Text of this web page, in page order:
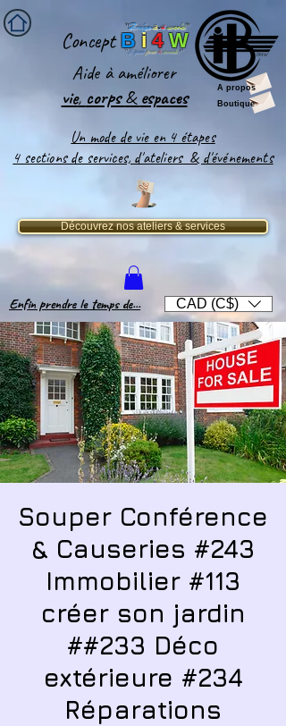
''Le pontpour le monde!''
ConceptB i 4 W
''Bridge-it-4world''
Aide à améliorer
vie, corps&espaces​
A propos
Boutique
Un mode de vie en 4 étapes
4 sections de services, d'ateliers & d'événements
CAD (C$)
Enfin prendre le temps de...
Découvrez nos ateliers & services
Souper Conférence
& Causeries #243
Immobilier #113
créer son jardin
##233 Déco
extérieure #234
Réparations